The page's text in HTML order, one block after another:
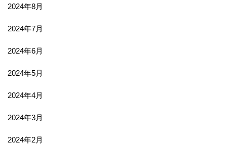
2024年8月
2024年7月
2024年6月
2024年5月
2024年4月
2024年3月
2024年2月